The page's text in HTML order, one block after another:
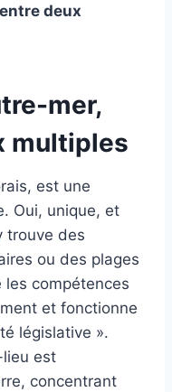
deux
mer,
multiples
est une
Oui, unique, et
trouve des
ou des plages
les compétences
et fonctionne
législative ».
est
concentrant